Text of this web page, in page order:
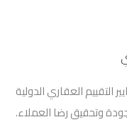
التقييم العقاري الدولية